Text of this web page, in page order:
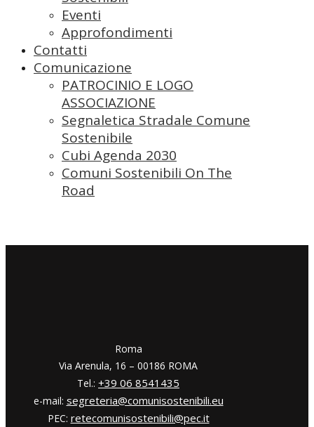
Eventi
Approfondimenti
Contatti
Comunicazione
PATROCINIO E LOGO
ASSOCIAZIONE
Segnaletica Stradale Comune
Sostenibile
Cubi Agenda 2030
Comuni Sostenibili On The
Road
​​Roma
Via Arenula, 16 – 00186 ROMA
Tel.: +39 06 8541435
e-mail: segreteria@comunisostenibili.eu
PEC: retecomunisostenibili@pec.it